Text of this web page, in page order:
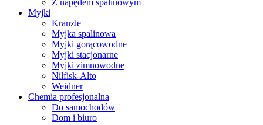
Z napędem spalinowym
Myjki
Kranzle
Myjka spalinowa
Myjki gorącowodne
Myjki stacjonarne
Myjki zimnowodne
Nilfisk-Alto
Weidner
Chemia profesjonalna
Do samochodów
Dom i biuro